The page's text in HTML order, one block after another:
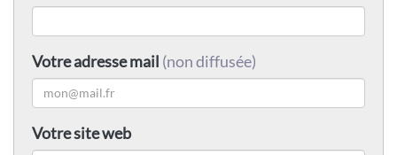
Votre adresse mail (non diffusée)
Votre site web